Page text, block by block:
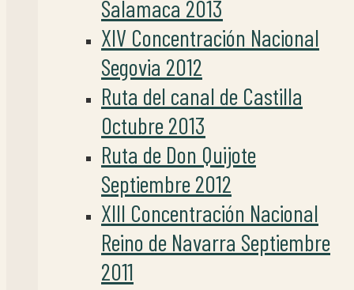
Salamaca 2013
XIV Concentración Nacional
Segovia 2012
Ruta del canal de Castilla
Octubre 2013
Ruta de Don Quijote
Septiembre 2012
XIII Concentración Nacional
Reino de Navarra Septiembre
2011